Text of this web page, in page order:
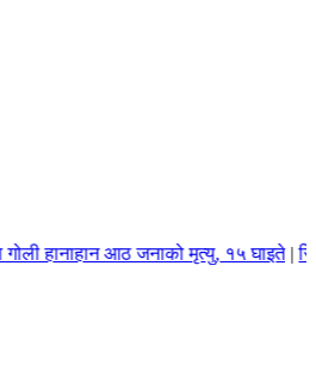
आठ जनाको मृत्यु, १५ घाइते|